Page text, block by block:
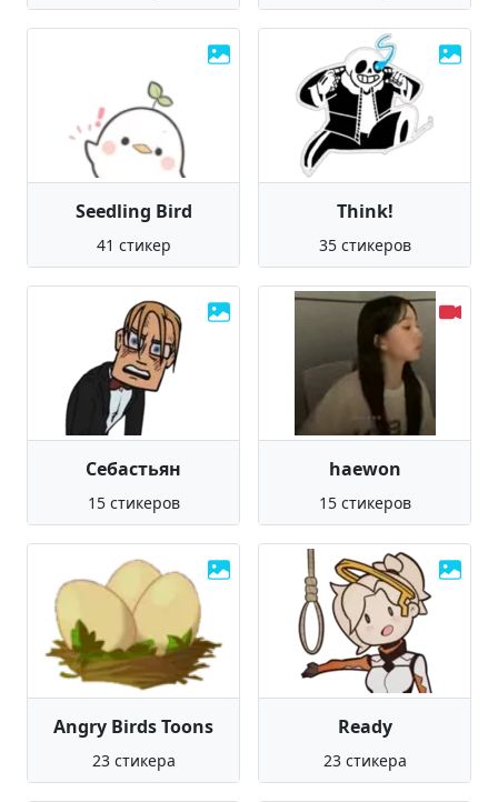
Seedling Bird
41 стикер
Think!
35 стикеров
Себастьян
15 стикеров
haewon
15 стикеров
Angry Birds Toons
23 стикера
Ready
23 стикера